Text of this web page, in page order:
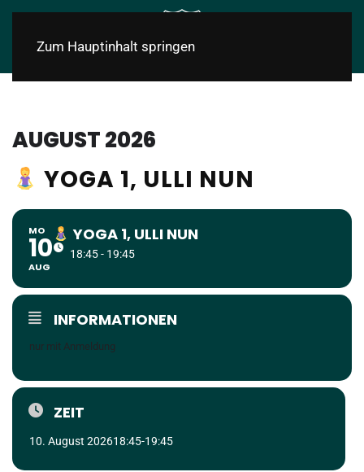
Zum Hauptinhalt springen
AUGUST 2026
YOGA 1, ULLI NUN
MO
10
AUG
YOGA 1, ULLI NUN
18:45 - 19:45
INFORMATIONEN
nur mit Anmeldung
ZEIT
10. August 202618:45-19:45